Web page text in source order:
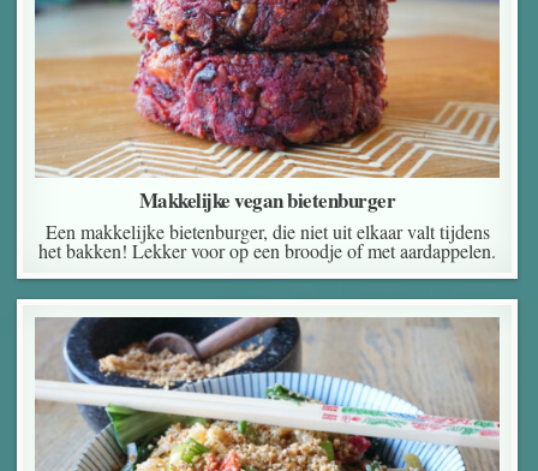
Makkelijke vegan bietenburger
Een makkelijke bietenburger, die niet uit elkaar valt tijdens
het bakken! Lekker voor op een broodje of met aardappelen.